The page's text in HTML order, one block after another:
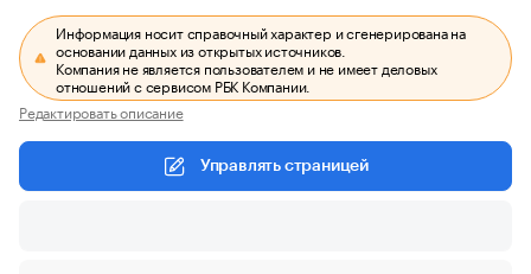
Информация носит справочный характер и сгенерирована на
основании данных из открытых источников.
Компания не является пользователем и не имеет деловых
отношений с сервисом РБК Компании.
Редактировать описание
Управлять страницей